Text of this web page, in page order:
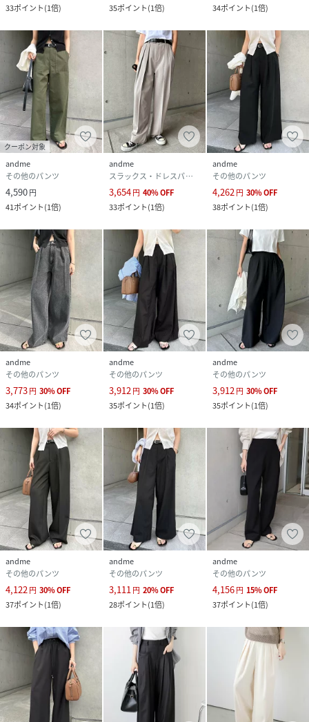
生産地：中国製
グ：可
性別タイプ レディース
原産国 中国
素材 ポリエステル:80% 綿・コットン:20%
サイズ Mサイズ、Lサイズ
クリーニング
洗濯機：可 ドライクリーニング：不可 ウェット
クリーニング：可
品番
PS1857_6002487
6002487-000-003 PS1857
33ポイント(1倍) 35ポイント(1倍) 34ポイント(1倍)
クーポン対象
andme
その他のパンツ
4,590円
41ポイント(1倍)
andme
スラックス・ドレスパンツ
3,654円 40%OFF
33ポイント(1倍)
andme
その他のパンツ
4,262 円 30%OFF
38ポイント(1倍)
andme
その他のパンツ
3,773円 30%OFF
34ポイント(1倍)
andme
その他のパンツ
3,912円 30%OFF
35ポイント(1倍)
andme
その他のパンツ
3,912円 30%OFF
35ポイント(1倍)
andme
その他のパンツ
4,122 円 30%OFF
37ポイント(1倍)
andme
その他のパンツ
3,111 円 20%OFF
28ポイント(1倍)
andme
その他のパンツ
4,156円 15%OFF
37ポイント(1倍)